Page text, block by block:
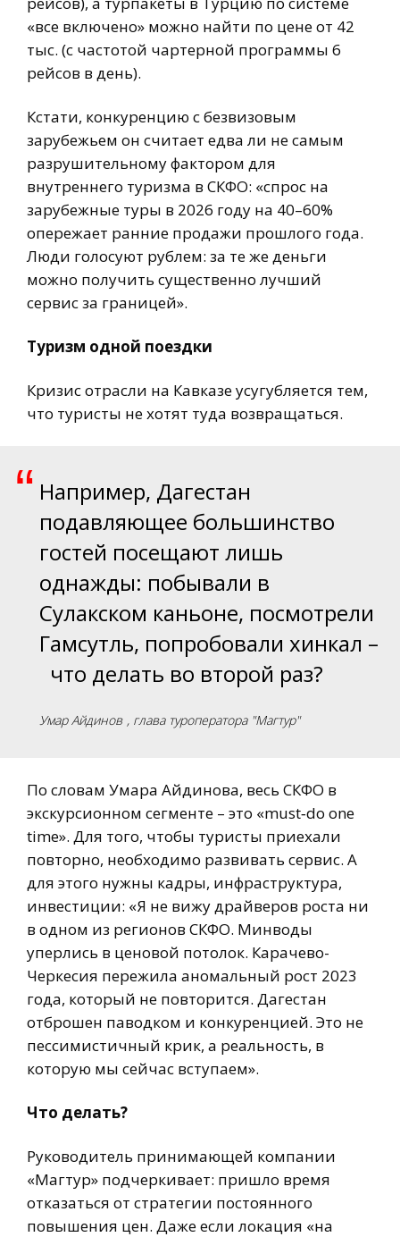
«все включено» можно найти по цене от 42
тыс. (с частотой чартерной программы 6
рейсов в день).
Кстати, конкуренцию с безвизовым
зарубежьем он считает едва ли не самым
разрушительному фактором для
внутреннего туризма в СКФО: «спрос на
зарубежные туры в 2026 году на 40–60%
опережает ранние продажи прошлого года.
Люди голосуют рублем: за те же деньги
можно получить существенно лучший
сервис за границей».
Туризм одной поездки
Кризис отрасли на Кавказе усугубляется тем,
что туристы не хотят туда возвращаться.
“ Например, Дагестан
подавляющее большинство
гостей посещают лишь
однажды: побывали в
Сулакском каньоне, посмотрели
Гамсутль, попробовали хинкал –
что делать во второй раз?
Умар Айдинов , глава туроператора "Магтур"
По словам Умара Айдинова, весь СКФО в
экскурсионном сегменте – это «must‑do one
time». Для того, чтобы туристы приехали
повторно, необходимо развивать сервис. А
для этого нужны кадры, инфраструктура,
инвестиции: «Я не вижу драйверов роста ни
в одном из регионов СКФО. Минводы
уперлись в ценовой потолок. Карачево-
Черкесия пережила аномальный рост 2023
года, который не повторится. Дагестан
отброшен паводком и конкуренцией. Это не
пессимистичный крик, а реальность, в
которую мы сейчас вступаем».
Что делать?
Руководитель принимающей компании
«Магтур» подчеркивает: пришло время
отказаться от стратегии постоянного
повышения цен. Даже если локация «на